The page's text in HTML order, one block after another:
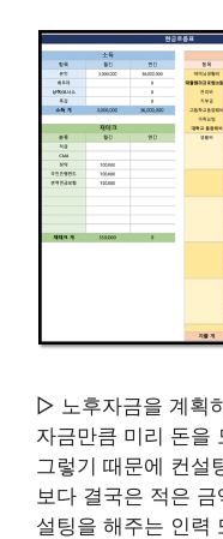
▷ 노후자금을 계획
자금만큼 미리 돈을
그렇기 때문에 컨설
보다 결국은 적은
설팅을 해주는 인력